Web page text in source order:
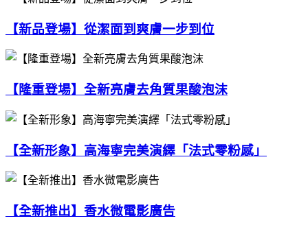
【新品登場】從潔面到爽膚一步到位
【隆重登場】全新亮膚去角質果酸泡沫
【全新形象】高海寧完美演繹「法式零粉感」
【全新推出】香水微電影廣告